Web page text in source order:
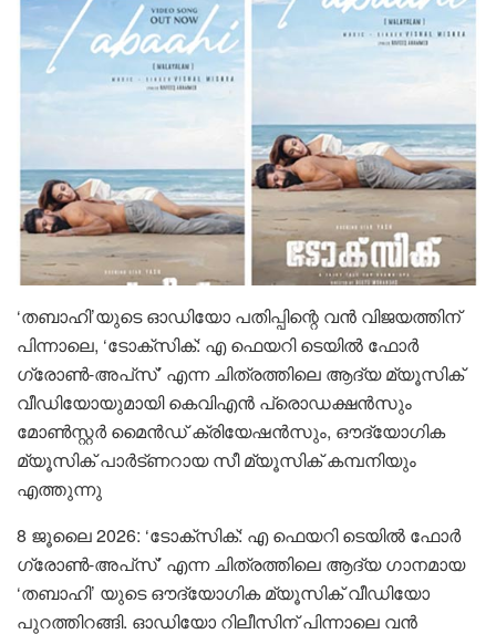
‘തബാഹി’യുടെ ഓഡിയോ പതിപ്പിന്റെ വൻ വിജയത്തിന്
പിന്നാലെ, ‘ടോക്സിക്: എ ഫെയറി ടെയിൽ ഫോർ
ഗ്രോൺ-അപ്‌സ്’ എന്ന ചിത്രത്തിലെ ആദ്യ മ്യൂസിക്
വീഡിയോയുമായി കെവിഎൻ പ്രൊഡക്ഷൻസും
മോൺസ്റ്റർ മൈൻഡ് ക്രിയേഷൻസും, ഔദ്യോഗിക
മ്യൂസിക് പാർട്ണറായ സീ മ്യൂസിക് കമ്പനിയും
എത്തുന്നു
8 ജൂലൈ 2026: ‘ടോക്സിക്: എ ഫെയറി ടെയിൽ ഫോർ
ഗ്രോൺ-അപ്‌സ്’ എന്ന ചിത്രത്തിലെ ആദ്യ ഗാനമായ
‘തബാഹി’ യുടെ ഔദ്യോഗിക മ്യൂസിക് വീഡിയോ
പുറത്തിറങ്ങി. ഓഡിയോ റിലീസിന് പിന്നാലെ വൻ